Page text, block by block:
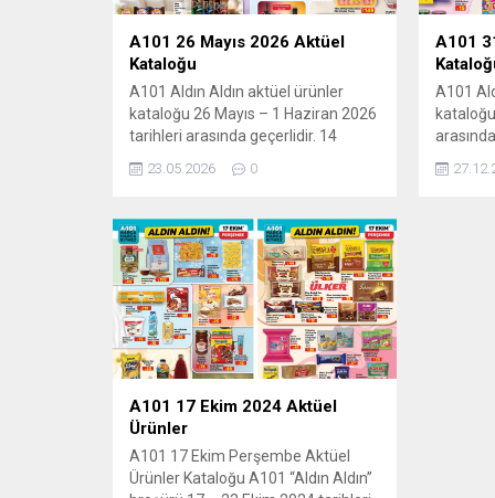
A101 26 Mayıs 2026 Aktüel
Kataloğu
A101 Aldın Aldın aktüel ürünler
kataloğu 26 Mayıs – 1 Haziran 2026
tarihleri arasında geçerlidir. 14
sayfalık A101 broşüründe gıda,
buzdolabı, elektronik, TV, mutfak
elektrikli taşıtlardan onlarca üründe
kampanyalı fiyatlar sizi bekliyor.
Güncel A101 indirimlerini ve
fırsatlarını kaçırmayın! A101 26
Mayıs – 1 Haziran Aldın Aldın...
23.05.2026 0
A101
A101
A101 17 Ekim 2024 Aktüel
Ürünler
A101 17 Ekim Perşembe Aktüel
Ürünler Kataloğu A101 “Aldın Aldın”